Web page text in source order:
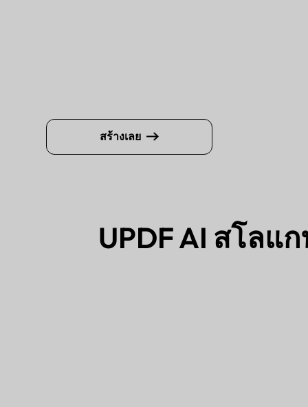
สร้างเลย
UPDF AI สโลแ